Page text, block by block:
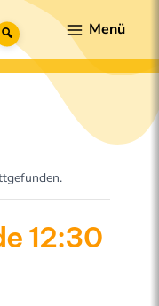
Suche
Menu
12:30